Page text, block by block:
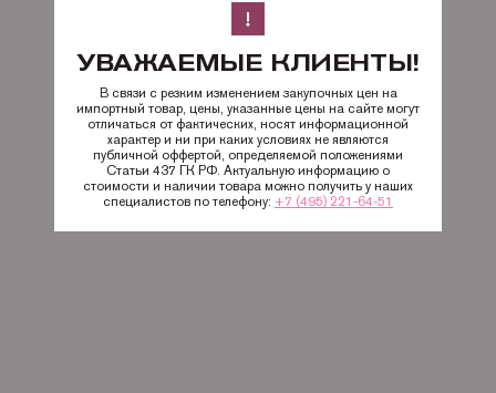
УВАЖАЕМЫЕ КЛИЕНТЫ!
В связи с резким изменением закупочных цен на
импортный товар, цены, указанные цены на сайте могут
отличаться от фактических, носят информационной
характер и ни при каких условиях не являются
публичной оффертой, определяемой положениями
Статьи 437 ГК РФ. Актуальную информацию о
стоимости и наличии товара можно получить у наших
специалистов по телефону: +7 (495) 221-64-51